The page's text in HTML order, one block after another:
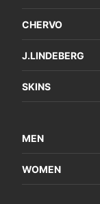
CHERVO
J.LINDEBERG
SKINS
MEN
WOMEN